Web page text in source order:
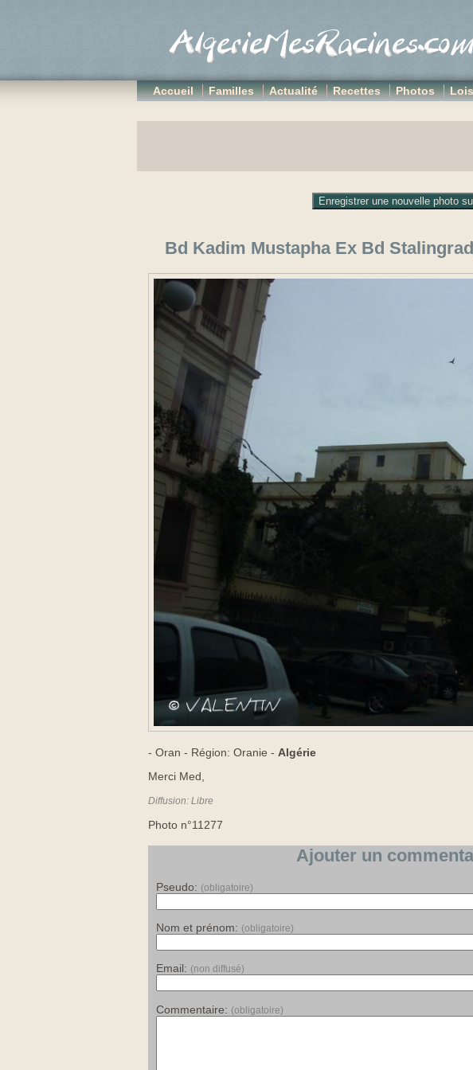
Accueil Familles Actualité Recettes Photos
Bd Kadim Mustapha Ex Bd
- Oran - Région: Oranie - Algérie
Merci Med,
Diffusion: Libre
Photo n°11277
Ajouter un
Pseudo: (obligatoire)
Nom et prénom: (obligatoire)
Email: (non diffusé)
Commentaire: (obligatoire)